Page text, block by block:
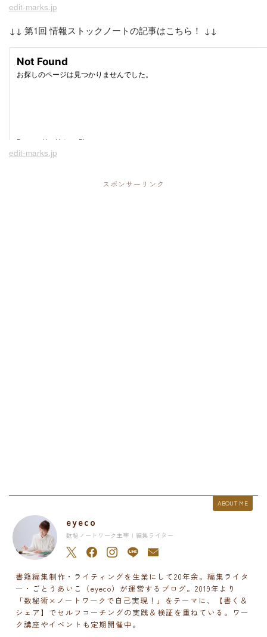
edit-marks.jp
↓↓ 第1回 情報ストックノートの記事はこちら！ ↓↓
edit-marks.jp
スポンサーリンク
ABOUT ME
eyeco
数秘ノートワーク主宰 | 編集ライター
書籍編集制作・ライティングを生業にして20年余。編集ライタ
ー・ごとうあいこ（eyeco）が運営するブログ。2019年より
「数秘術×ノートワークで自己実現！」をテーマに、【書く＆
シェア】でセルフコーチングの実践＆検証を重ねている。ワー
ク講座やイベントも定期開催中。